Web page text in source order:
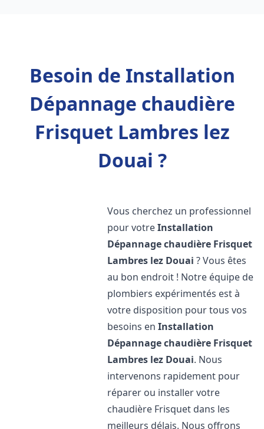
Besoin de Installation
Dépannage chaudière
Frisquet Lambres lez
Douai ?
Vous cherchez un professionnel
pour votreInstallation
Dépannage chaudière Frisquet
Lambres lez Douai ? Vous êtes
au bon endroit ! Notre équipe de
plombiers expérimentés est à
votre disposition pour tous vos
besoins enInstallation
Dépannage chaudière Frisquet
Lambres lez Douai. Nous
intervenons rapidement pour
réparer ou installer votre
chaudière Frisquet dans les
meilleurs délais. Nous offrons